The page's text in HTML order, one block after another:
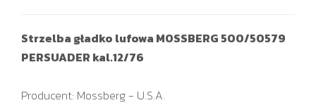
Strzelba gładko lufowa MOSSBERG 500/50579
PERSUADER kal.12/76
Producent: Mossberg - U.S.A.